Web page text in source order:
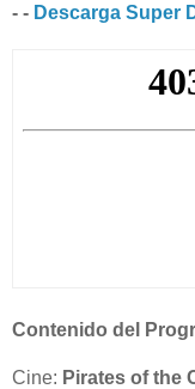
- - Descarga Super
Contenido del
Cine: Pirates of the